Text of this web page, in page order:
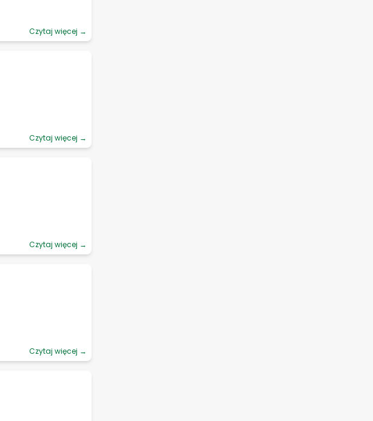
Czytaj więcej →
Czytaj więcej →
Czytaj więcej →
Czytaj więcej →